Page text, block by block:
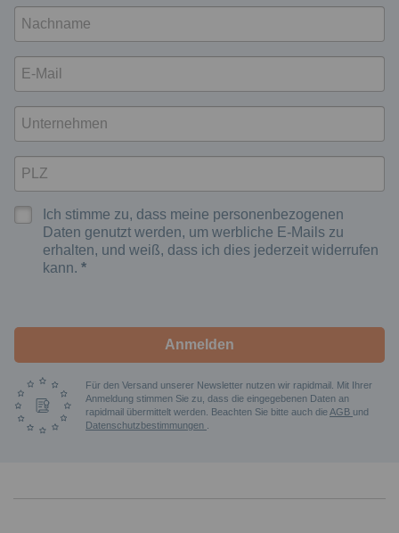
Ich stimme zu, dass meine personenbezogenen
Daten genutzt werden, um werbliche E-Mails zu
erhalten, und weiß, dass ich dies jederzeit widerrufen
kann.
Anmelden
Für den Versand unserer Newsletter nutzen wir rapidmail. Mit Ihrer
Anmeldung stimmen Sie zu, dass die eingegebenen Daten an
rapidmail übermittelt werden. Beachten Sie bitte auch dieAGB und
Datenschutzbestimmungen